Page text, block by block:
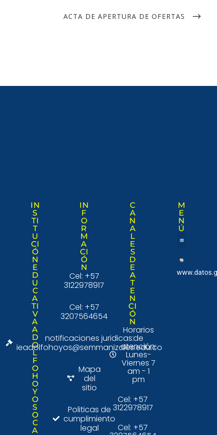
ACTA DE APERTURA DE OFERTAS
IN
S
TI
T
U
CI
Ó
N
E
D
U
C
A
TI
V
A
A
D
O
L
F
O
H
O
Y
O
S
O
C
A
IN
F
O
R
M
A
CI
Ó
N
Cel: +57
3122978917
Cel: +57
3207564654
notificaciones juridicas:
ieadolfohoyos@semmanizales.edu.co
Mapa
del
sitio
Politicas de
cumplimiento
legal
C
A
N
A
L
E
S
D
E
A
T
E
N
CI
Ó
N
Horarios
de
atención:
Lunes-
Viernes 7
am - 1
pm
Cel: +57
3122978917
Cel: +57
M
E
N
Ú